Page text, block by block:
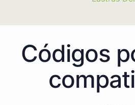
Códigos